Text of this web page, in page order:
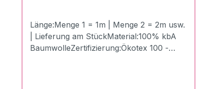
Länge:Menge 1 = 1m | Menge 2 = 2m usw.
| Lieferung am StückMaterial:100% kbA
BaumwolleZertifizierung:Ökotex 100 -